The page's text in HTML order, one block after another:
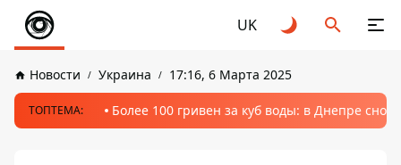
UK
Новости Украина 17:16, 6 Марта 2025
ТОПТЕМА: Более 100 гривен за куб воды: в Днепре